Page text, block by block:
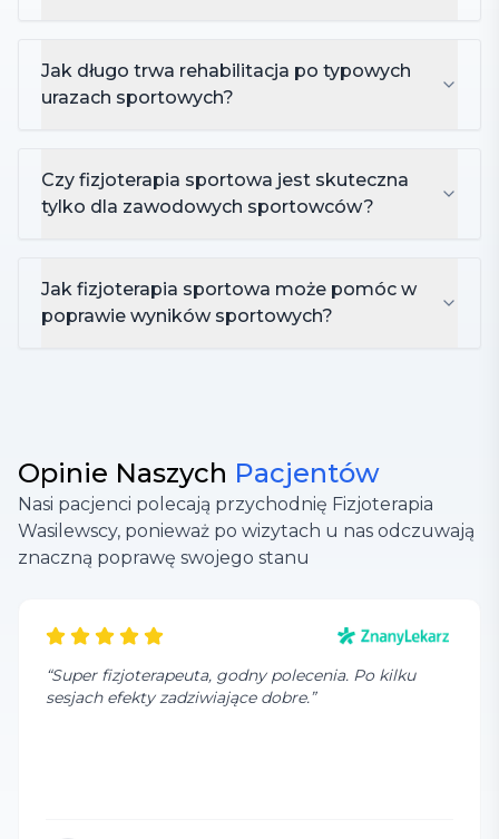
Jak długo trwa rehabilitacja po typowych
urazach sportowych?
Czy fizjoterapia sportowa jest skuteczna
tylko dla zawodowych sportowców?
Jak fizjoterapia sportowa może pomóc w
poprawie wyników sportowych?
Opinie Naszych Pacjentów
Nasi pacjenci polecają przychodnię Fizjoterapia
Wasilewscy, ponieważ po wizytach u nas odczuwają
znaczną poprawę swojego stanu
“Super fizjoterapeuta, godny polecenia. Po kilku
sesjach efekty zadziwiające dobre.”